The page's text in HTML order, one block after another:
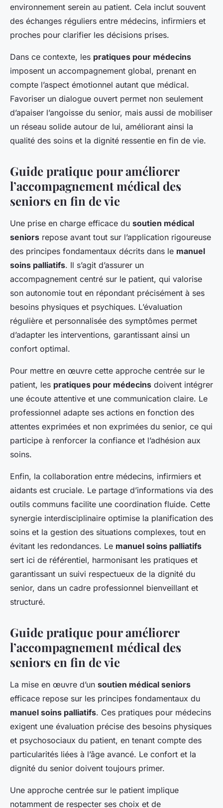
environnement serein au patient. Cela inclut souvent
des échanges réguliers entre médecins, infirmiers et
proches pour clarifier les décisions prises.
Dans ce contexte, les pratiques pour médecins
imposent un accompagnement global, prenant en
compte l’aspect émotionnel autant que médical.
Favoriser un dialogue ouvert permet non seulement
d’apaiser l’angoisse du senior, mais aussi de mobiliser
un réseau solide autour de lui, améliorant ainsi la
qualité des soins et la dignité ressentie en fin de vie.
Guide pratique pour améliorer
l’accompagnement médical des
seniors en fin de vie
Une prise en charge efficace du soutien médical
seniors repose avant tout sur l’application rigoureuse
des principes fondamentaux décrits dans le manuel
soins palliatifs. Il s’agit d’assurer un
accompagnement centré sur le patient, qui valorise
son autonomie tout en répondant précisément à ses
besoins physiques et psychiques. L’évaluation
régulière et personnalisée des symptômes permet
d’adapter les interventions, garantissant ainsi un
confort optimal.
Pour mettre en œuvre cette approche centrée sur le
patient, les pratiques pour médecins doivent intégrer
une écoute attentive et une communication claire. Le
professionnel adapte ses actions en fonction des
attentes exprimées et non exprimées du senior, ce qui
participe à renforcer la confiance et l’adhésion aux
soins.
Enfin, la collaboration entre médecins, infirmiers et
aidants est cruciale. Le partage d’informations via des
outils communs facilite une coordination fluide. Cette
synergie interdisciplinaire optimise la planification des
soins et la gestion des situations complexes, tout en
évitant les redondances. Le manuel soins palliatifs
sert ici de référentiel, harmonisant les pratiques et
garantissant un suivi respectueux de la dignité du
senior, dans un cadre professionnel bienveillant et
structuré.
Guide pratique pour améliorer
l’accompagnement médical des
seniors en fin de vie
La mise en œuvre d’un soutien médical seniors
efficace repose sur les principes fondamentaux du
manuel soins palliatifs. Ces pratiques pour médecins
exigent une évaluation précise des besoins physiques
et psychosociaux du patient, en tenant compte des
particularités liées à l’âge avancé. Le confort et la
dignité du senior doivent toujours primer.
Une approche centrée sur le patient implique
notamment de respecter ses choix et de